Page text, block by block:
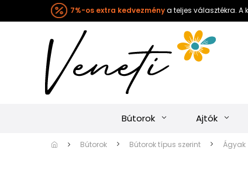
7%-os extra kedvezménya teljes választékra.
Bútorok Ajtók
Bútorok Bútorok típus szerint Ágyak